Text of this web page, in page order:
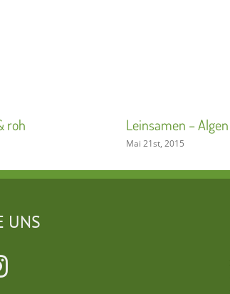
roh Leinsamen –
Mai 21st, 2015
UNS